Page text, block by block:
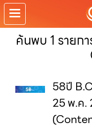
ค้นพบ 1 รายก
58ปี
25 พ.ค.